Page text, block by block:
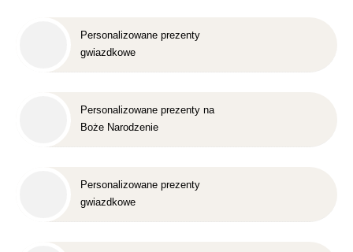
Personalizowane prezenty
gwiazdkowe
Personalizowane prezenty na
Boże Narodzenie
Personalizowane prezenty
gwiazdkowe